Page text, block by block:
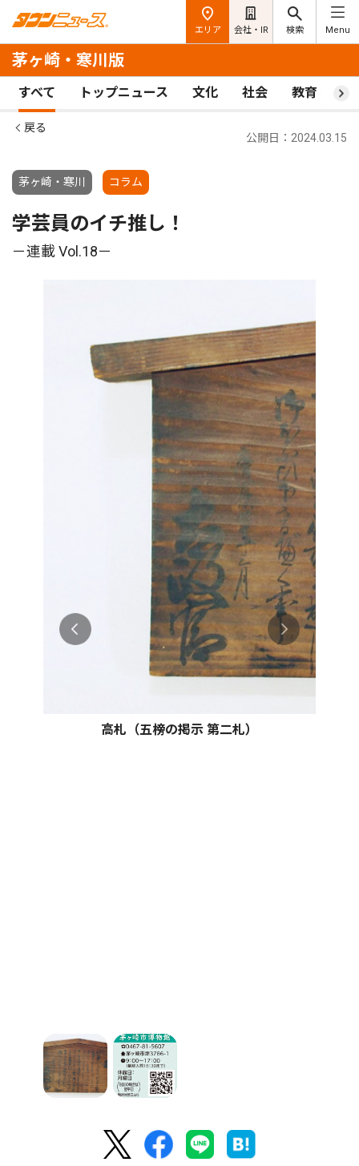
エリア 会社・IR 検索 Menu
茅ヶ崎・寒川版
すべて トップニュース 文化 社会 教育 ス
戻る
茅ヶ崎・寒川 コラム
公開日：2024.03.15
学芸員のイチ推し！
－連載 Vol.18－
高札（五榜の掲示 第二札）